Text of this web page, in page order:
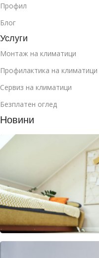
Профил
Блог
Услуги
Монтаж на климатици
Профилактика на климатици
Сервиз на климатици
Безплатен оглед
Новини